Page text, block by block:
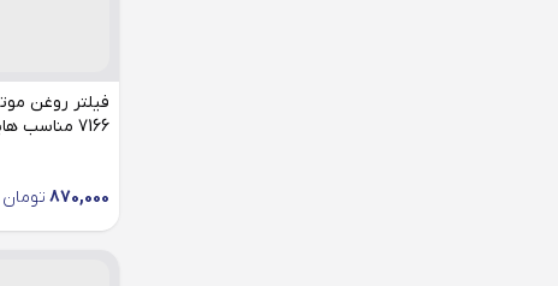
7166 مناسب هایما s7
870,000 تومان